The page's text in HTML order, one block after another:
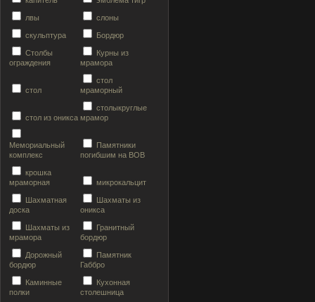
лвы слоны
скульптура Бордюр
Столбы
ограждения
Курны из
мрамора
стол
стол
мраморный
стол из оникса
столыкруглые
мрамор
Мемориальный
комплекс
Памятники
погибшим на ВОВ
крошка
мраморная
микрокальцит
Шахматная
доска
Шахматы из
оникса
Шахматы из
мрамора
Гранитный
бордюр
Дорожный
бордюр
Памятник
Габбро
Каминные
полки
Кухонная
столешница